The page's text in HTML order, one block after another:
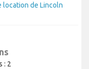
location de Lincoln
: 2